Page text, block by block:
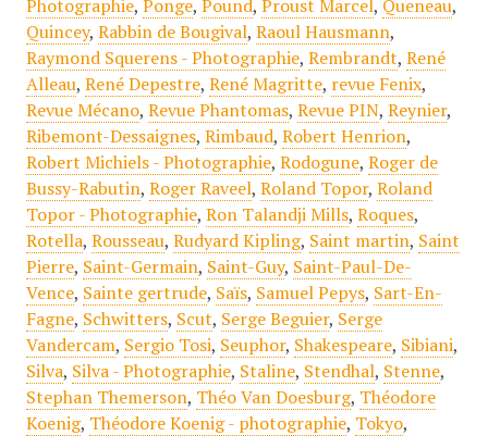
Photographie, Ponge, Pound, Proust Marcel, Queneau,
Quincey, Rabbin de Bougival, Raoul Hausmann,
Raymond Squerens - Photographie, Rembrandt, René
Alleau, René Depestre, René Magritte, revue Fenix,
Revue Mécano, Revue Phantomas, Revue PIN, Reynier,
Ribemont-Dessaignes, Rimbaud, Robert Henrion,
Robert Michiels - Photographie, Rodogune, Roger de
Bussy-Rabutin, Roger Raveel, Roland Topor, Roland
Topor - Photographie, Ron Talandji Mills, Roques,
Rotella, Rousseau, Rudyard Kipling, Saint martin, Saint
Pierre, Saint-Germain, Saint-Guy, Saint-Paul-De-
Vence, Sainte gertrude, Saïs, Samuel Pepys, Sart-En-
Fagne, Schwitters, Scut, Serge Beguier, Serge
Vandercam, Sergio Tosi, Seuphor, Shakespeare, Sibiani,
Silva, Silva - Photographie, Staline, Stendhal, Stenne,
Stephan Themerson, Théo Van Doesburg, Théodore
Koenig, Théodore Koenig - photographie, Tokyo,